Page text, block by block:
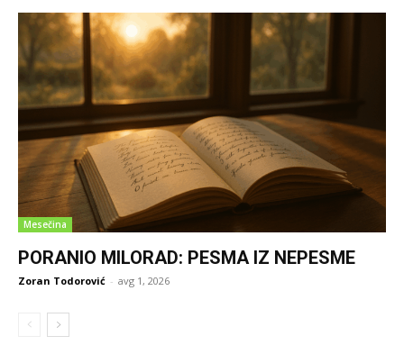
Mesečina
PORANIO MILORAD: PESMA IZ NEPESME
Zoran Todorović - avg 1, 2026